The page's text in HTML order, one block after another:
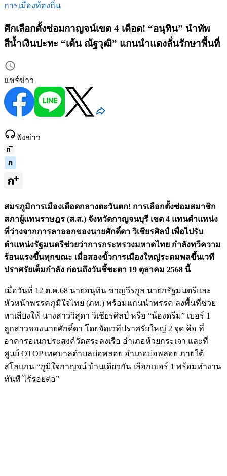
การเมืองท้องถิ่น
ศึกเลือกตั้งซ่อมกาญจน์เขต 4 เดือด! “อนุทิน” นำทัพ
สีน้ำเงินปะทะ “เต้น ณัฐวุฒิ” แกนนำแดงลั่นรักษาพื้นที่
แชร์ข่าว
ฟังข่าว
สมรภูมิการเมืองเดือดกลางตะวันตก! การเลือกตั้งซ่อมสมาชิก
สภาผู้แทนราษฎร (ส.ส.) จังหวัดกาญจนบุรี เขต 4 แทนตำแหน่ง
ที่ว่างจากการลาออกของนายศักดิ์ดา วิเชียรศิลป์ เพื่อไปรับ
ตำแหน่งรัฐมนตรีช่วยว่าการกระทรวงมหาดไทย กำลังทวีความ
ร้อนแรงขึ้นทุกขณะ เมื่อสองขั้วการเมืองใหญ่ระดมพลขึ้นเวที
ปราศรัยเต็มกำลัง ก่อนถึงวันชี้ชะตา 19 ตุลาคม 2568 นี้
เมื่อวันที่ 12 ต.ค.68 นายอนุทิน ชาญวีรกูล นายกรัฐมนตรีและ
หัวหน้าพรรคภูมิใจไทย (ภท.) พร้อมแกนนำพรรค ลงพื้นที่ช่วย
หาเสียงให้ นางสาววิสุดา วิเชียรศิลป์ หรือ “น้องดรีม” เบอร์ 1
ลูกสาวของนายศักดิ์ดา โดยจัดเวทีปราศรัยใหญ่ 2 จุด คือ ที่
อาคารอเนกประสงค์วัดสระลงเรือ อำเภอห้วยกระเจา และที่
ศูนย์ OTOP เทศบาลตำบลบ่อพลอย อำเภอบ่อพลอย ภายใต้
สโลแกน “ภูมิใจกาญจน์ บ้านเดียวกัน เลือกเบอร์ 1 พร้อมทำงาน
ทันที ไร้รอยต่อ”